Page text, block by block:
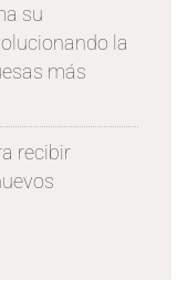
su
la
más
recibir